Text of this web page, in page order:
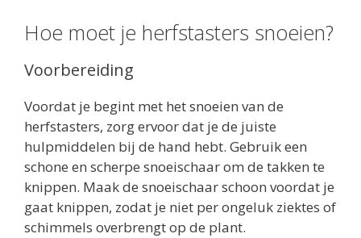
Hoe moet je herfstasters snoeien?
Voorbereiding
Voordat je begint met het snoeien van de
herfstasters, zorg ervoor dat je de juiste
hulpmiddelen bij de hand hebt. Gebruik een
schone en scherpe snoeischaar om de takken te
knippen. Maak de snoeischaar schoon voordat je
gaat knippen, zodat je niet per ongeluk ziektes of
schimmels overbrengt op de plant.